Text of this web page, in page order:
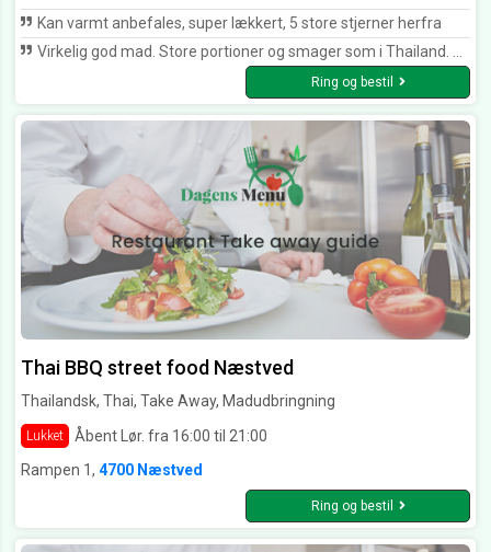
Kan varmt anbefales, super lækkert, 5 store stjerner herfra
Virkelig god mad. Store portioner og smager som i Thailand. MUMS.
Ring og bestil
Thai BBQ street food Næstved
Thailandsk, Thai, Take Away, Madudbringning
Lukket
Åbent Lør. fra 16:00 til 21:00
Rampen 1, 4700 Næstved
Ring og bestil